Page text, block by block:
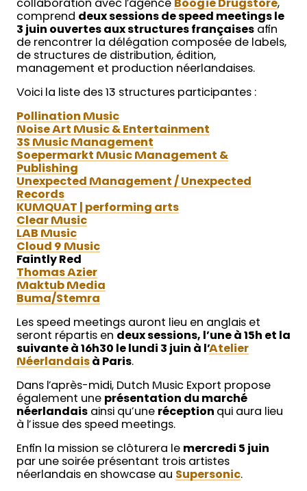
collaboration avec l’agence Boogie Drugstore,
comprend deux sessions de speed meetings le
3 juin ouvertes aux structures françaises afin
de rencontrer la délégation composée de labels,
de structures de distribution, édition,
management et production néerlandaises.
Voici la liste des 13 structures participantes :
Pollination Music
Noise Art Music & Entertainment
3S Music Management
Soepermarkt Music Management &
Publishing
Unexpected Management / Unexpected
Records
KUMQUAT | performing arts
Clear Music
LAB Music
Cloud 9 Music
Faintly Red
Thomas Azier
Maktub Media
Buma/Stemra
Les speed meetings auront lieu en anglais et
seront répartis en deux sessions, l’une à 15h et la
suivante à 16h30 le lundi 3 juin à l’Atelier
Néerlandais à Paris.
Dans l’après-midi, Dutch Music Export propose
également une présentation du marché
néerlandais ainsi qu’une réception qui aura lieu
à l’issue des speed meetings.
Enfin la mission se clôturera le mercredi 5 juin
par une soirée présentant trois artistes
néerlandais en showcase au Supersonic.